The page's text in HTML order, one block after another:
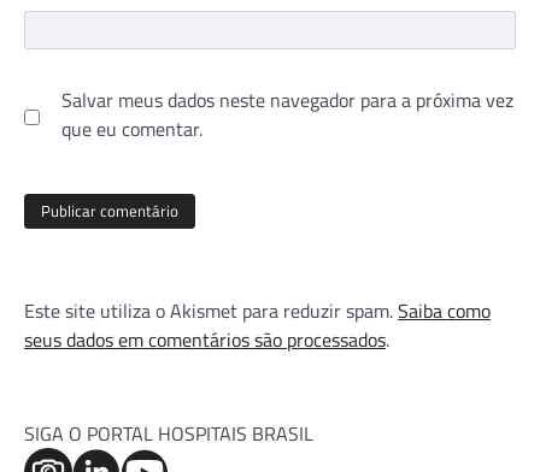
Salvar meus dados neste navegador para a próxima vez
que eu comentar.
Este site utiliza o Akismet para reduzir spam.Saiba como
seus dados em comentários são processados.
SIGA O PORTAL HOSPITAIS BRASIL